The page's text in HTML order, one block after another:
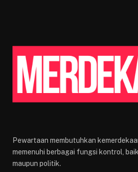
Pewartaan membutuhkan
memenuhi berbagai fungsi kontrol,
maupun politik.